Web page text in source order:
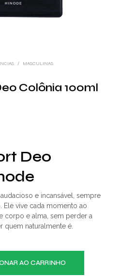
/ MASCULINAS
Colônia 100ml
Deo
e incansável, sempre
vive cada momento ao
corpo e alma, sem perder a
quem naturalmente é.
AO CARRINHO